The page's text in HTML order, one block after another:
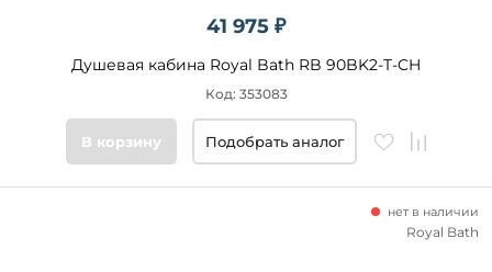
41 975 ₽
Душевая кабина Royal Bath RB 90BK2-T-CH
Код: 353083
В корзину Подобрать аналог
нет в наличии
Royal Bath